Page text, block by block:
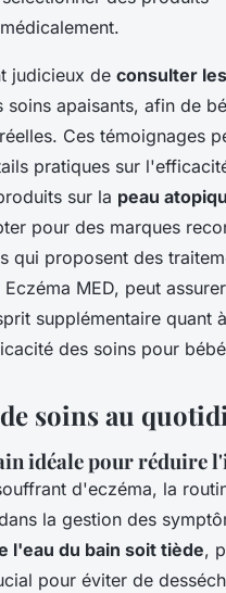
judicieux de consulter
soins apaisants, afin de
Ces témoignages
pratiques sur
sur la peau
pour des marques
qui proposent des
MED, peut
supplémentaire quant
des soins pour
soins au
idéale pour réduire
d'eczéma, la
la gestion des
l'eau du bain soit tiède,
pour éviter de